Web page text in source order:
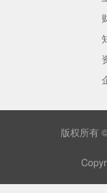
版权所有